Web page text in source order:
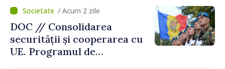
/ Acum 2 zile
DOC // Consolidarea
securității și cooperarea cu
UE. Programul de